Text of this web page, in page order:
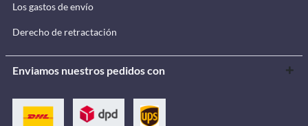
Los gastos de envío
Derecho de retractación
Enviamos nuestros pedidos con